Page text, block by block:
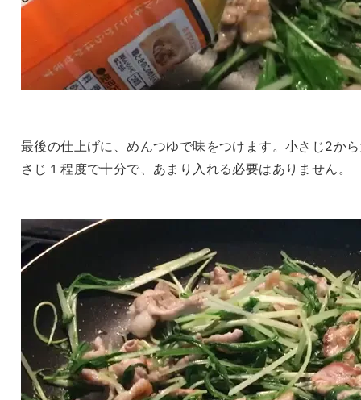
最後の仕上げに、めんつゆで味をつけます。小さじ2か
さじ１程度で十分で、あまり入れる必要はありません。